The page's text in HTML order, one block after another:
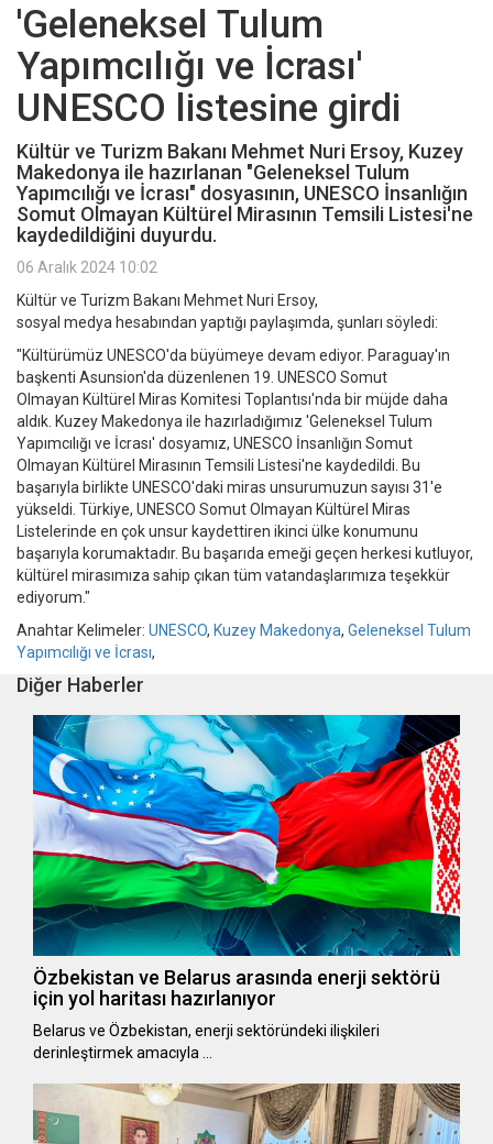
'Geleneksel Tulum
Yapımcılığı ve İcrası'
UNESCO listesine girdi
Kültür ve Turizm Bakanı Mehmet Nuri Ersoy, Kuzey
Makedonya ile hazırlanan "Geleneksel Tulum
Yapımcılığı ve İcrası" dosyasının, UNESCO İnsanlığın
Somut Olmayan Kültürel Mirasının Temsili Listesi'ne
kaydedildiğini duyurdu.
06 Aralık 2024 10:02
Kültür ve Turizm Bakanı Mehmet Nuri Ersoy,
sosyal medya hesabından yaptığı paylaşımda, şunları söyledi:
"Kültürümüz UNESCO'da büyümeye devam ediyor. Paraguay'ın
başkenti Asunsion'da düzenlenen 19. UNESCO Somut
Olmayan Kültürel Miras Komitesi Toplantısı'nda bir müjde daha
aldık. Kuzey Makedonya ile hazırladığımız 'Geleneksel Tulum
Yapımcılığı ve İcrası' dosyamız, UNESCO İnsanlığın Somut
Olmayan Kültürel Mirasının Temsili Listesi'ne kaydedildi. Bu
başarıyla birlikte UNESCO'daki miras unsurumuzun sayısı 31'e
yükseldi. Türkiye, UNESCO Somut Olmayan Kültürel Miras
Listelerinde en çok unsur kaydettiren ikinci ülke konumunu
başarıyla korumaktadır. Bu başarıda emeği geçen herkesi kutluyor,
kültürel mirasımıza sahip çıkan tüm vatandaşlarımıza teşekkür
ediyorum."
Anahtar Kelimeler: UNESCO, Kuzey Makedonya, Geleneksel Tulum
Yapımcılığı ve İcrası,
Diğer Haberler
Özbekistan ve Belarus arasında enerji sektörü
için yol haritası hazırlanıyor
Belarus ve Özbekistan, enerji sektöründeki ilişkileri
derinleştirmek amacıyla …